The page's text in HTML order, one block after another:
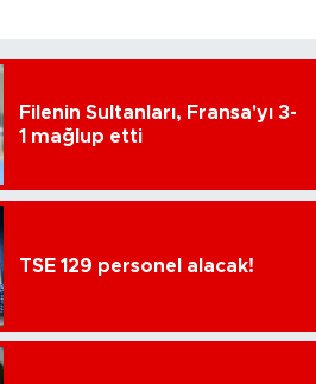
Filenin Sultanları, Fransa'yı 3-
1 mağlup etti
TSE 129 personel alacak!